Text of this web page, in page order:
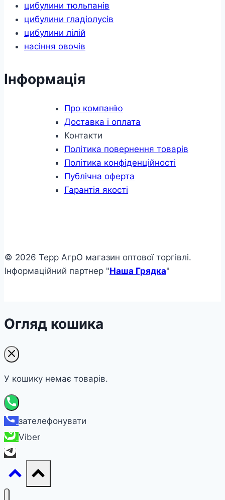
цибулини тюльпанів
цибулини гладіолусів
цибулини лілій
насіння овочів
Інформація
Про компанію
Доставка і оплата
Контакти
Політика повернення товарів
Політика конфіденційності
Публічна оферта
Гарантія якості
© 2026 Терр АгрО магазин оптової торгівлі.
Інформаційний партнер "Наша Грядка"
Огляд кошика
У кошику немає товарів.
зателефонувати
Viber